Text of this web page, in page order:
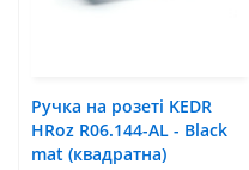
Ручка на розеті KEDR
HRoz R06.144-AL - Black
mat (квадратна)